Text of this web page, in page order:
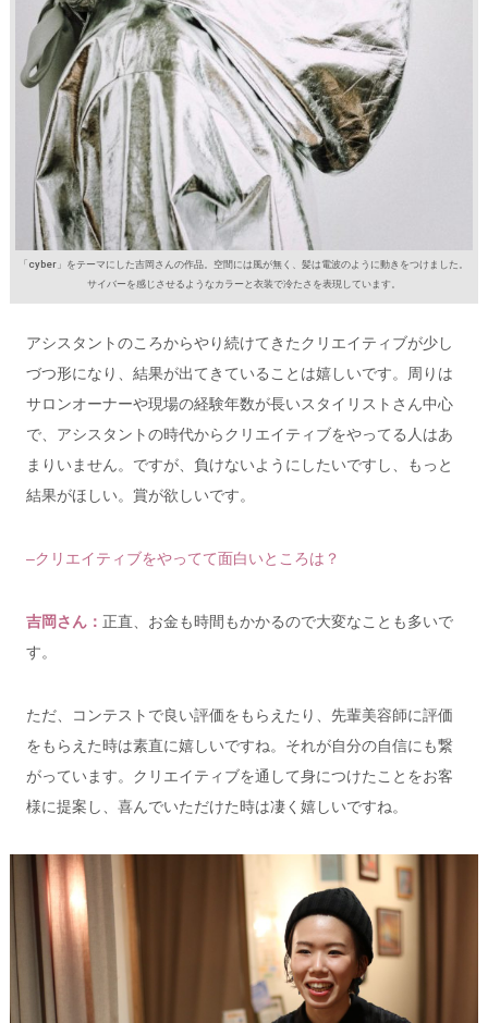
「cyber」をテーマにした吉岡さんの作品。空間には風が無く、髪は電波のように動きをつけました。
サイバーを感じさせるようなカラーと衣装で冷たさを表現しています。
アシスタントのころからやり続けてきたクリエイティブが少し
づつ形になり、結果が出てきていることは嬉しいです。 周りは
サロンオーナーや現場の経験年数が長いスタイリストさん中心
で、 アシスタントの時代からクリエイティブをやってる人はあ
まりいません。ですが、負けないようにしたいですし、
もっと
結果がほしい。賞が欲しいです。
–クリエイティブをやってて面白いところは？
吉岡さん： 正直、 お金も時間もかかるので大変なことも多いで
す。
ただ、コンテストで良い評価をもらえたり、先輩美容師に評価
をもらえた時は素直に嬉しいですね。それが自分の自信にも繋
がっています。 クリエイティブを通して身につけたことをお客
様に提案し、喜んでいただけた時は凄く嬉しいですね。